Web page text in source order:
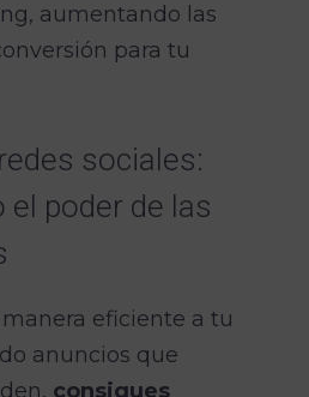
aumentando las
para tu
sociales:
el poder de las
eficiente a tu
anuncios que
consigues